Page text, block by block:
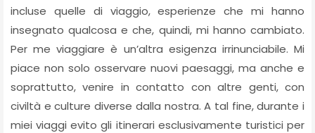
incluse quelle di viaggio, esperienze che mi hanno
insegnato qualcosa e che, quindi, mi hanno cambiato.
Per me viaggiare è un’altra esigenza irrinunciabile. Mi
piace non solo osservare nuovi paesaggi, ma anche e
soprattutto, venire in contatto con altre genti, con
civiltà e culture diverse dalla nostra. A tal fine, durante i
miei viaggi evito gli itinerari esclusivamente turistici per